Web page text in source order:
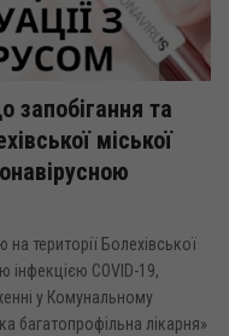
запобігання та
міської
території Болехівської
інфекцією COVID-19,
у Комунальному
багатопрофільна лікарня»